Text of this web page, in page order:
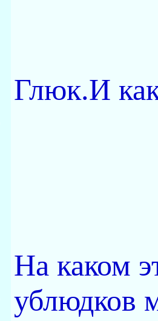
Глюк.И
На каком
ублюдков